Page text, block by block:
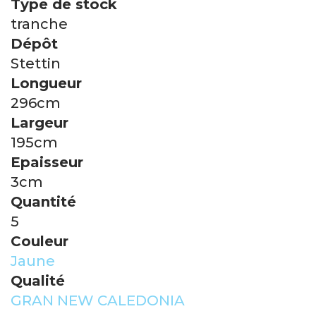
Type de stock
tranche
Dépôt
Stettin
Longueur
296cm
Largeur
195cm
Epaisseur
3cm
Quantité
5
Couleur
Jaune
Qualité
GRAN NEW CALEDONIA